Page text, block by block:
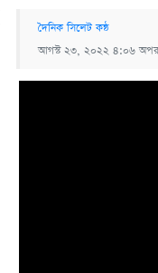
দৈনিক সিলেট কন্ঠ
আগস্ট ২৩, ২০২২ ৪:০৬